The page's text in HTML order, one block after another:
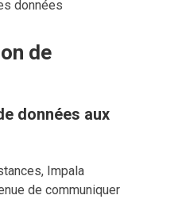
données
de
données aux
Impala
de communiquer